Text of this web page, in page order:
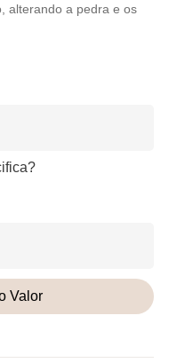
alterando a pedra e os
Valor